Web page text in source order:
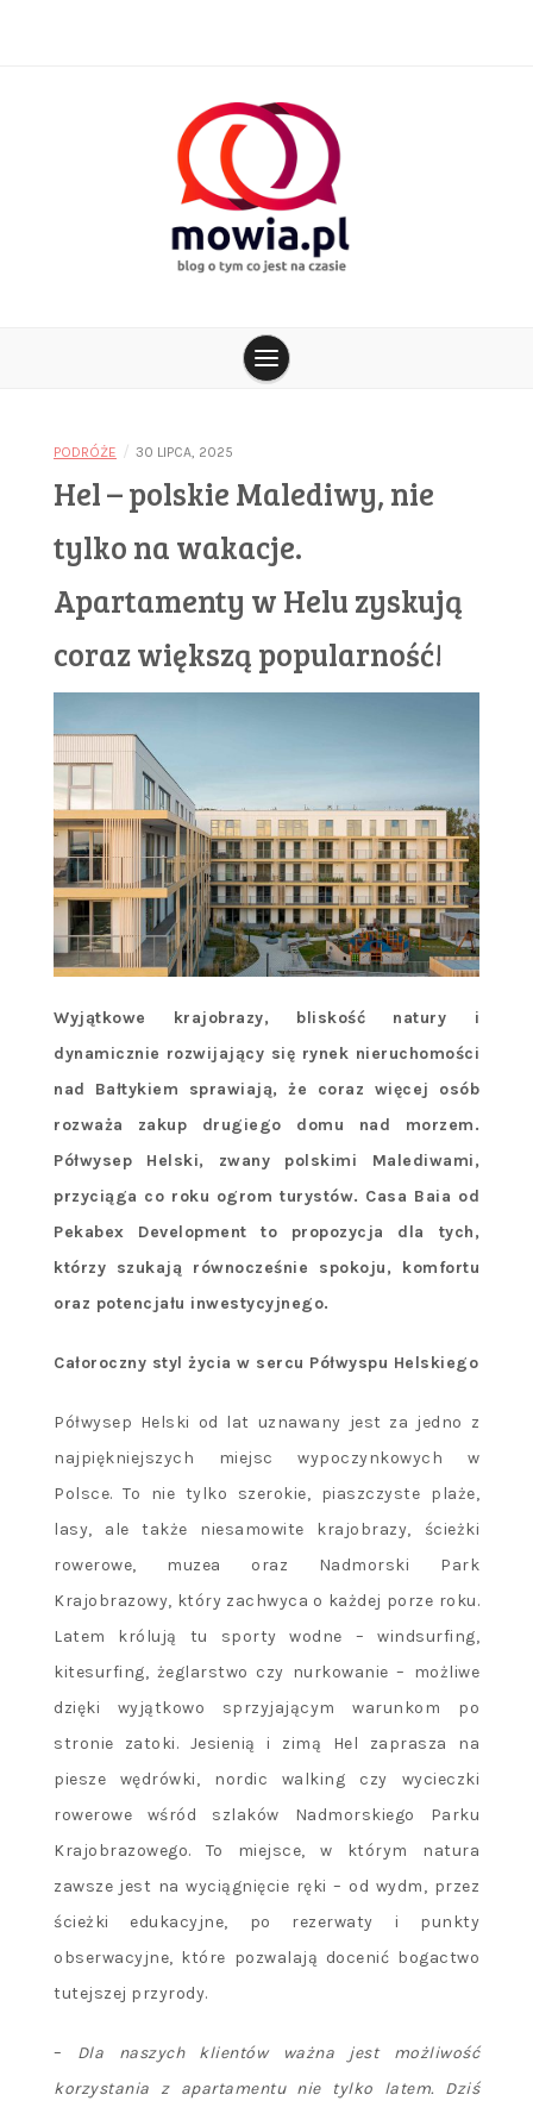
mowia.pl
PODRÓŻE / 30 LIPCA, 2025
Hel – polskie Malediwy, nie
tylko na wakacje.
Apartamenty w Helu zyskują
coraz większą popularność!
Wyjątkowe krajobrazy, bliskość natury i
dynamicznie rozwijający się rynek nieruchomości
nad Bałtykiem sprawiają, że coraz więcej osób
rozważa zakup drugiego domu nad morzem.
Półwysep Helski, zwany polskimi Malediwami,
przyciąga co roku ogrom turystów. Casa Baia od
Pekabex Development to propozycja dla tych,
którzy szukają równocześnie spokoju, komfortu
oraz potencjału inwestycyjnego.
Całoroczny styl życia w sercu Półwyspu Helskiego
Półwysep Helski od lat uznawany jest za jedno z
najpiękniejszych miejsc wypoczynkowych w
Polsce. To nie tylko szerokie, piaszczyste plaże,
lasy, ale także niesamowite krajobrazy, ścieżki
rowerowe, muzea oraz Nadmorski Park
Krajobrazowy, który zachwyca o każdej porze roku.
Latem królują tu sporty wodne – windsurfing,
kitesurfing, żeglarstwo czy nurkowanie – możliwe
dzięki wyjątkowo sprzyjającym warunkom po
stronie zatoki. Jesienią i zimą Hel zaprasza na
piesze wędrówki, nordic walking czy wycieczki
rowerowe wśród szlaków Nadmorskiego Parku
Krajobrazowego. To miejsce, w którym natura
zawsze jest na wyciągnięcie ręki – od wydm, przez
ścieżki edukacyjne, po rezerwaty i punkty
obserwacyjne, które pozwalają docenić bogactwo
tutejszej przyrody.
– Dla naszych klientów ważna jest możliwość
korzystania z apartamentu nie tylko latem. Dziś